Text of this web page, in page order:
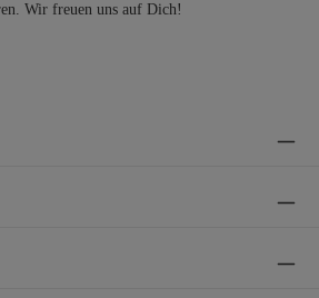
Wir freuen uns auf Dich!